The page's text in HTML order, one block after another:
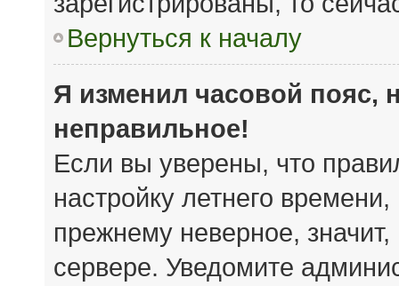
Вернуться к началу
Я изменил часовой пояс,
неправильное!
Если вы уверены, что
настройку летнего
прежнему неверное,
сервере. Уведомите